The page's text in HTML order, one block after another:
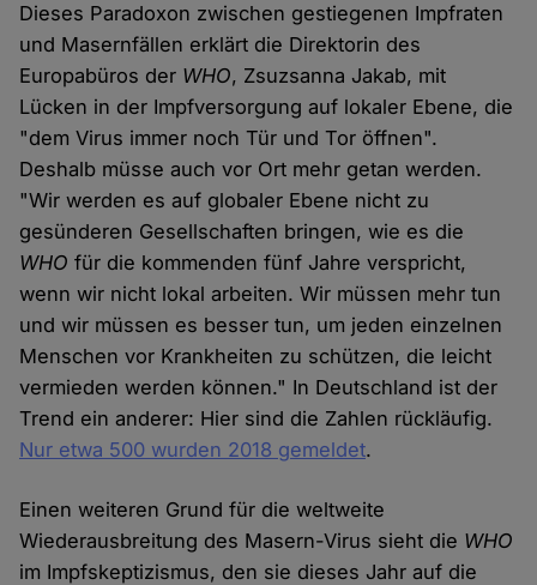
Dieses Paradoxon zwischen gestiegenen Impfraten
und Masernfällen erklärt die Direktorin des
Europabüros der WHO, Zsuzsanna Jakab, mit
Lücken in der Impfversorgung auf lokaler Ebene, die
"dem Virus immer noch Tür und Tor öffnen".
Deshalb müsse auch vor Ort mehr getan werden.
"Wir werden es auf globaler Ebene nicht zu
gesünderen Gesellschaften bringen, wie es die
WHO für die kommenden fünf Jahre verspricht,
wenn wir nicht lokal arbeiten. Wir müssen mehr tun
und wir müssen es besser tun, um jeden einzelnen
Menschen vor Krankheiten zu schützen, die leicht
vermieden werden können." In Deutschland ist der
Trend ein anderer: Hier sind die Zahlen rückläufig.
Nur etwa 500 wurden 2018 gemeldet.
Einen weiteren Grund für die weltweite
Wiederausbreitung des Masern-Virus sieht die WHO
im Impfskeptizismus, den sie dieses Jahr auf die